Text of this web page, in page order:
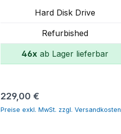
Hard Disk Drive
Refurbished
46x ab Lager lieferbar
Regulärer Preis:
229,00 €
Preise exkl. MwSt. zzgl. Versandkosten
In den Warenkorb